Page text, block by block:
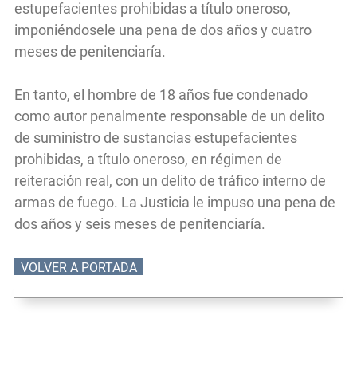
estupefacientes prohibidas a título oneroso,
imponiéndosele una pena de dos años y cuatro
meses de penitenciaría.
En tanto, el hombre de 18 años fue condenado
como autor penalmente responsable de un delito
de suministro de sustancias estupefacientes
prohibidas, a título oneroso, en régimen de
reiteración real, con un delito de tráfico interno de
armas de fuego. La Justicia le impuso una pena de
dos años y seis meses de penitenciaría.
VOLVER A PORTADA